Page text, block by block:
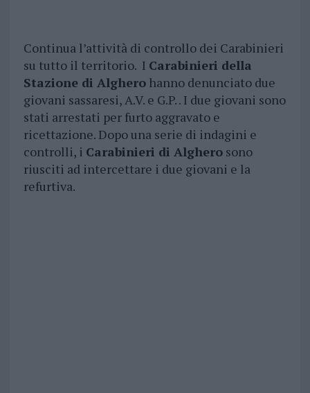
Continua l’attività di controllo dei Carabinieri
su tutto il territorio. I Carabinieri della
Stazione di Algherohanno denunciato due
giovani sassaresi, A.V. e G.P. . I due giovani sono
stati arrestati per furto aggravato e
ricettazione. Dopo una serie di indagini e
controlli, i Carabinieri di Algherosono
riusciti ad intercettare i due giovani e la
refurtiva.